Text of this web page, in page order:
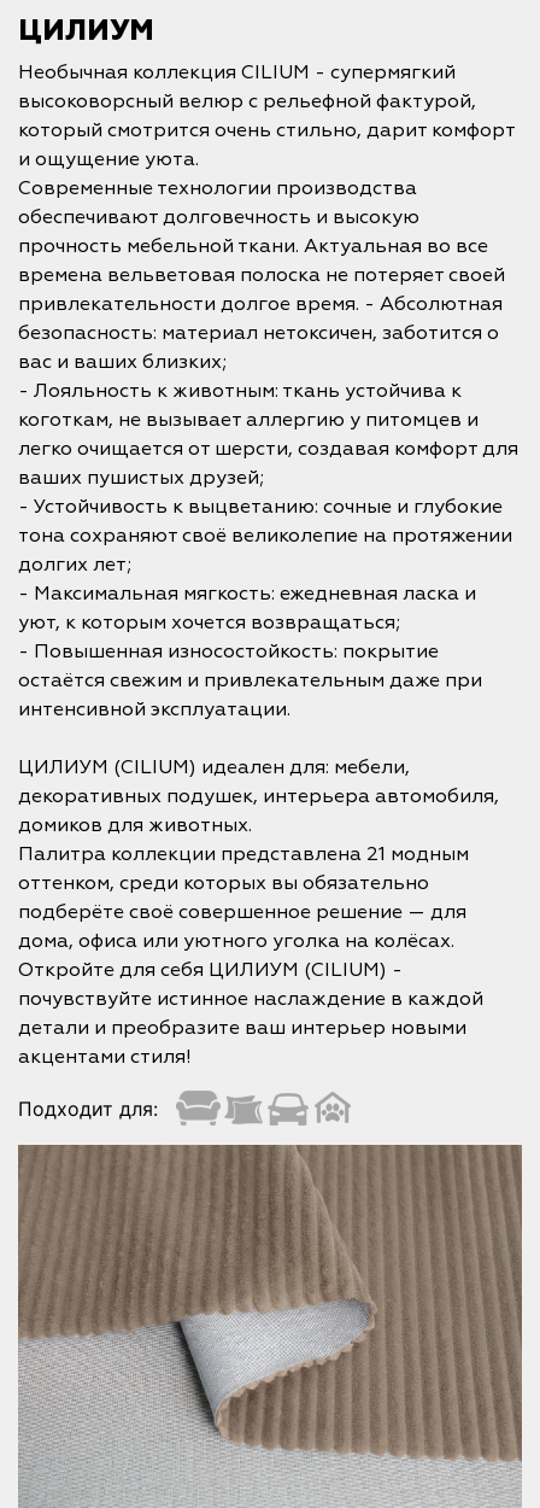
ЦИЛИУМ
Необычная коллекция CILIUM - супермягкий
высоковорсный велюр с рельефной фактурой,
который смотрится очень стильно, дарит комфорт
и ощущение уюта.
Современные технологии производства
обеспечивают долговечность и высокую
прочность мебельной ткани. Актуальная во все
времена вельветовая полоска не потеряет своей
привлекательности долгое время. - Абсолютная
безопасность: материал нетоксичен, заботится о
вас и ваших близких;
- Лояльность к животным: ткань устойчива к
коготкам, не вызывает аллергию у питомцев и
легко очищается от шерсти, создавая комфорт для
ваших пушистых друзей;
- Устойчивость к выцветанию: сочные и глубокие
тона сохраняют своё великолепие на протяжении
долгих лет;
- Максимальная мягкость: ежедневная ласка и
уют, к которым хочется возвращаться;
- Повышенная износостойкость: покрытие
остаётся свежим и привлекательным даже при
интенсивной эксплуатации.
ЦИЛИУМ (CILIUM) идеален для: мебели,
декоративных подушек, интерьера автомобиля,
домиков для животных.
Палитра коллекции представлена 21 модным
оттенком, среди которых вы обязательно
подберёте своё совершенное решение — для
дома, офиса или уютного уголка на колёсах.
Откройте для себя ЦИЛИУМ (CILIUM) -
почувствуйте истинное наслаждение в каждой
детали и преобразите ваш интерьер новыми
акцентами стиля!
Подходит для: